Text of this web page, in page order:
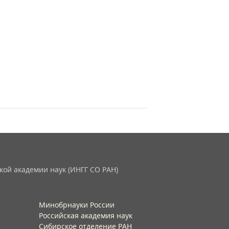
академии наук (ИНГГ СО РАН)
Минобрнауки России
Российская академия наук
Сибирское отделение РАН